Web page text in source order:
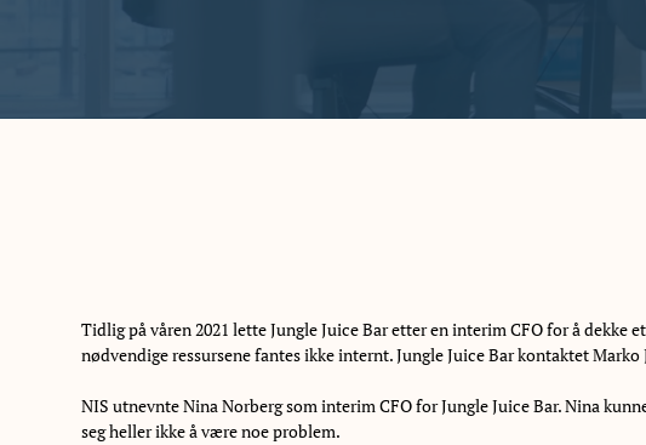
Tidlig på våren 2021 lette Jungle Juice Bar etter en interim CFO for å dekke
nødvendige ressursene fantes ikke internt. Jungle Juice Bar kontaktet
NIS utnevnte Nina Norberg som interim CFO for Jungle Juice Bar. Nina
seg heller ikke å være noe problem.